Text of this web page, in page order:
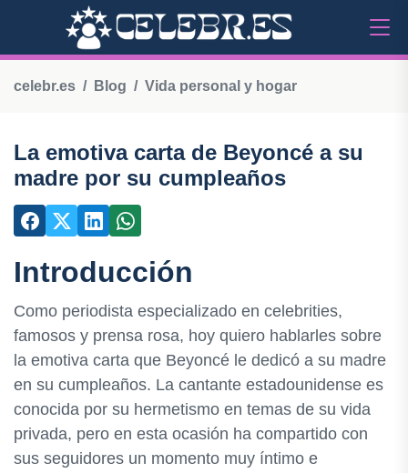
celebr.es Blog Vida personal y hogar
La emotiva carta de Beyoncé a su
madre por su cumpleaños
Introducción
Como periodista especializado en celebrities,
famosos y prensa rosa, hoy quiero hablarles sobre
la emotiva carta que Beyoncé le dedicó a su madre
en su cumpleaños. La cantante estadounidense es
conocida por su hermetismo en temas de su vida
privada, pero en esta ocasión ha compartido con
sus seguidores un momento muy íntimo e